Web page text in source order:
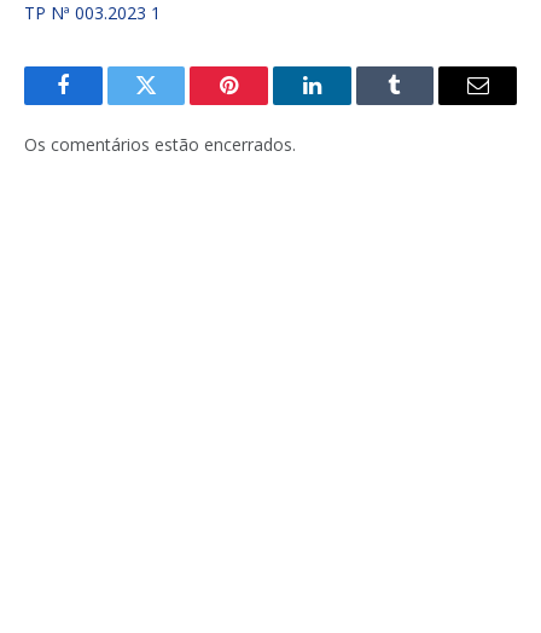
TP Nª 003.2023 1
FacebookTwitter Pinterest LinkedInTumblr
E-
Os comentários estão encerrados.